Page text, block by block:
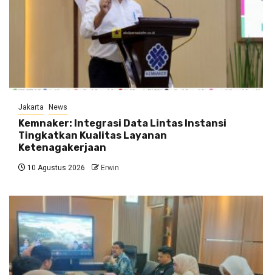
Jakarta News
Kemnaker: Integrasi Data Lintas Instansi
Tingkatkan Kualitas Layanan
Ketenagakerjaan
10 Agustus 2026 Erwin